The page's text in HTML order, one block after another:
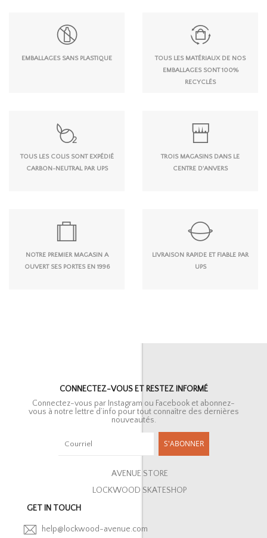
EMBALLAGES SANS PLASTIQUE
TOUS LES MATÉRIAUX DE NOS
EMBALLAGES SONT 100%
RECYCLÉS
TOUS LES COLIS SONT EXPÉDIÉ
CARBON-NEUTRAL PAR UPS
TROIS MAGASINS DANS LE
CENTRE D'ANVERS
NOTRE PREMIER MAGASIN A
OUVERT SES PORTES EN 1996
LIVRAISON RAPIDE ET FIABLE PAR
UPS
CONNECTEZ-VOUS ET RESTEZ INFORMÉ
Connectez-vous par Instagram ou Facebook et abonnez-
vous à notre lettre d’info pour tout connaître des dernières
nouveautés.
S'ABONNER
AVENUE STORE
LOCKWOOD SKATESHOP
GET IN TOUCH
help@lockwood-avenue.com